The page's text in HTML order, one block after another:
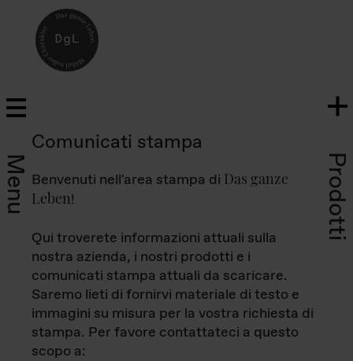
Menu Prodotti
Comunicati stampa
Benvenuti nell'area stampa di Das ganze
Leben!
Qui troverete informazioni attuali sulla
nostra azienda, i nostri prodotti e i
comunicati stampa attuali da scaricare.
Saremo lieti di fornirvi materiale di testo e
immagini su misura per la vostra richiesta di
stampa. Per favore contattateci a questo
scopo a: